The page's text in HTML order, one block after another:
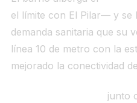
el límite con El Pilar— y se
demanda sanitaria que su
línea 10 de metro con la
mejorado la conectividad
junto